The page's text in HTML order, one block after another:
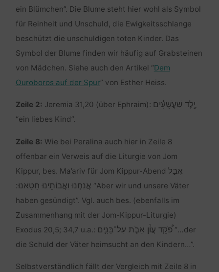
ein Blümchen”. Die Blume steht hier wohl als Symbol
für Reinheit und Unschuld, die Ewigkeitsschlange
beschützt die unschuldigen toten Kinder. Das
Symbol der Blume finden wir häufig auf Grabsteinen
von Mädchen. Siehe auch den Artikel “Dem
Ouroboros auf der Spur” von Esther Heiss.
Zeile 2: Jeremia 31,20 (über Ephraim): יֶ֣לֶד שַׁעֲשֻׁעִ֔ים
“ein liebes Kind”.
Zeile 8: Wie bei Peralina auch hier in Zeile 8
offenbar ein Verweis auf die Liturgie von Jom
Kippur, bes. Ma’ariv für Jom Kippur-Abend אֲבָל
אֲנַחְנוּ וַאֲבוֹתֵינוּ חָטָאנוּ: “Aber wir und unsere Väter
haben gesündigt”. Vgl. auch bes. (ebenfalls im
Zusammenhang mit der Jom-Kippur-Liturgie)
Exodus 20,5; 34,7 u.a.: פֹּ֠קֵד עֲוֹ֨ן אָבֹ֧ת עַל־בָּנִ֛ים“…der
die Schuld der Väter heimsucht an den Kindern…”.
Selbstverständlich fällt der Vergleich mit Zeile 8 in